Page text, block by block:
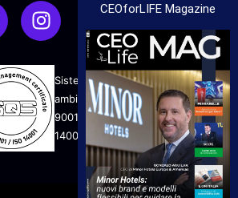
CEOforLIFE Magazine
Sistema di gestione qualità e
ambiente UNI EN ISO
9001:2015 - UNI EN ISO
14001:2015